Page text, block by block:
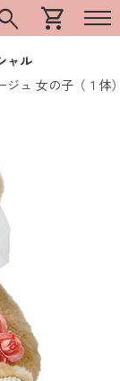
shopping_cart
ャル
ジュ 女の子（１体